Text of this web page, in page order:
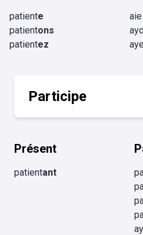
patiente
patientons
patientez
Participe
Présent
patientant